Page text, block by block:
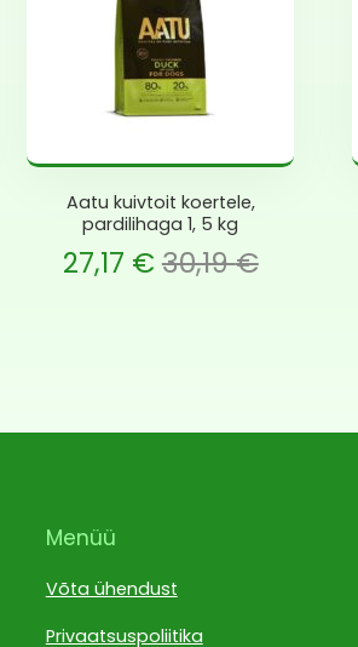
Aatu kuivtoit koertele,
pardilihaga 1, 5 kg
30,19€
oli: 30,19 €.
27,17 €
€. Algne hind
Current price is: 97,36
Menüü
Võta ühendust
Privaatsuspoliitika